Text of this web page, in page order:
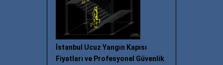
İstanbul Ucuz Yangın Kapısı
Fiyatları ve Profesyonel Güvenlik